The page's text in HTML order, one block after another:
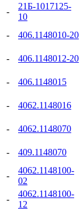
-
21Б-1017125-
10
-
406.1148010-20
-
406.1148012-20
-
406.1148015
-
4062.1148016
-
4062.1148070
-
409.1148070
-
4062.1148100-
02
-
4062.1148100-
12